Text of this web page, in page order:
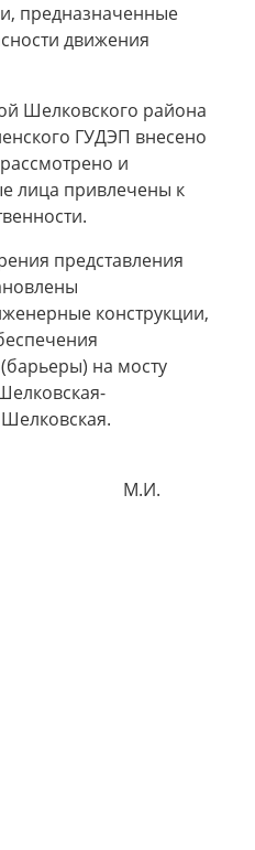
предназначенные
движения
Шелковского района
ГУДЭП внесено
и
лица привлечены к
представления
конструкции,
на мосту
М.И.